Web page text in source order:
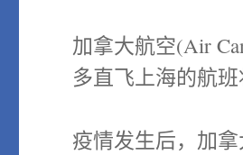
加拿大航空(Air
多直飞上海的航班
疫情发生后，加